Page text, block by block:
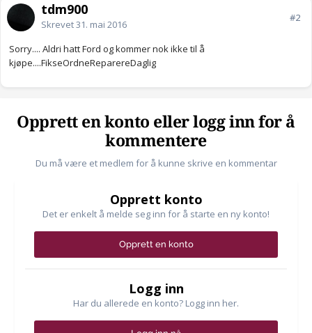
tdm900
Skrevet31. mai 2016
#2
Sorry.... Aldri hatt Ford og kommer nok ikke til å
kjøpe....FikseOrdneReparereDaglig
Opprett en konto eller logg inn for å
kommentere
Du må være et medlem for å kunne skrive en kommentar
Opprett konto
Det er enkelt å melde seg inn for å starte en ny konto!
Opprett en konto
Logg inn
Har du allerede en konto? Logg inn her.